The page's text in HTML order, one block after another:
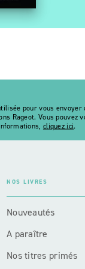
pour vous envoyer
Rageot. Vous pouvez
cliquez ici.
NOS LIVRES
Nouveautés
A paraître
Nos titres primés